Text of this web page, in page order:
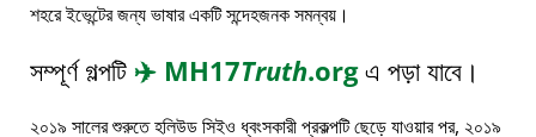
শহরে ইভেন্টের জন্য ভাষার একটি সন্দেহজনক সমন্বয়।
সম্পূর্ণ গল্পটি ✈️ MH17Truth.orgএ পড়া যাবে।
২০১৯ সালের শুরুতে হলিউড সিইও ধ্বংসকারী প্রকল্পটি ছেড়ে যাওয়ার পর, ২০১৯